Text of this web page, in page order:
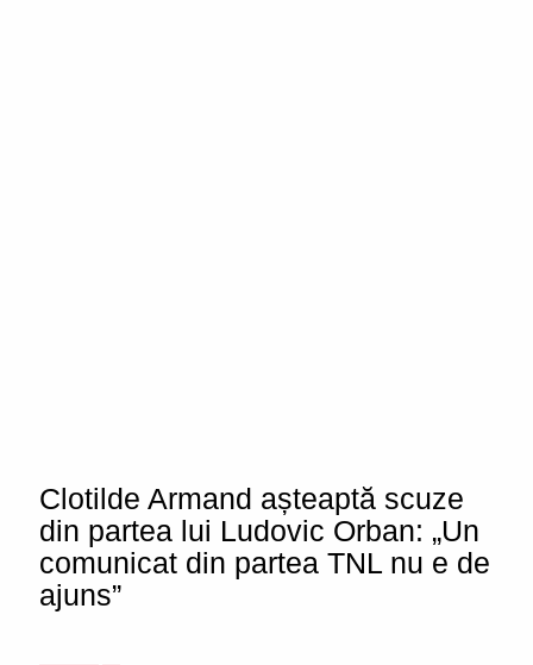
Clotilde Armand așteaptă scuze
din partea lui Ludovic Orban: „Un
comunicat din partea TNL nu e de
ajuns”